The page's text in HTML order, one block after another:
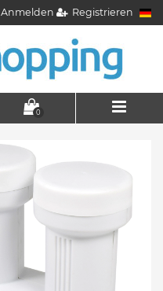
Anmelden Registrieren
0